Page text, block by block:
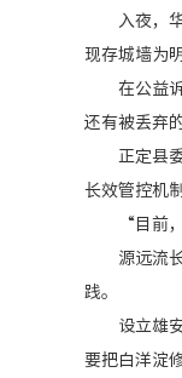
入夜，华
现存城墙为
在公益诉
还有被丢弃
正定县委
长效管控机
“目前，古
源远流长
践。
设立雄安
要把白洋淀